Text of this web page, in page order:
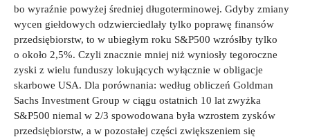
bo wyraźnie powyżej średniej długoterminowej. Gdyby zmiany
wycen giełdowych odzwierciedlały tylko poprawę finansów
przedsiębiorstw, to w ubiegłym roku S&P500 wzrósłby tylko
o około 2,5%. Czyli znacznie mniej niż wyniosły tegoroczne
zyski z wielu funduszy lokujących wyłącznie w obligacje
skarbowe USA. Dla porównania: według obliczeń Goldman
Sachs Investment Group w ciągu ostatnich 10 lat zwyżka
S&P500 niemal w 2/3 spowodowana była wzrostem zysków
przedsiębiorstw, a w pozostałej części zwiększeniem się